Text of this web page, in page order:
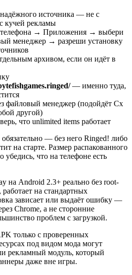
источника — не с
кучей рекламы
телефона → Приложения → выбери
менеджер → разреши установку
архивом, если он идёт в
— именно туда,
файловый менеджер (подойдёт Cx
другой)
что unlimited items работает
— без него Ringed! либо
на старте. Размер распакованного
что на телефоне есть
на Android 2.3+ реально без root-
на стандартных
зависает или выдаёт ошибку —
Chrome, а не сторонние
проблем с загрузкой.
только с проверенных
под видом мода могут
рекламный модуль, который
даже вне игры.